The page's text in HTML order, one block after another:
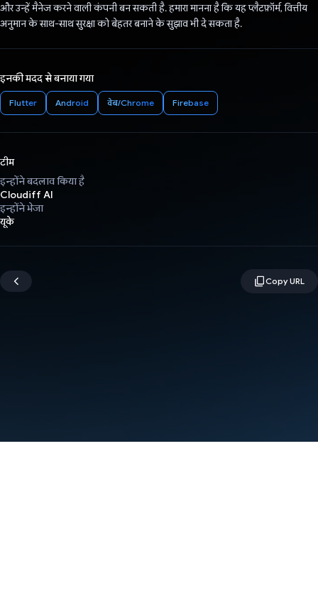
और उन्हें मैनेज करने वाली कंपनी बन सकती है. हमारा मानना है कि यह प्लैटफ़ॉर्म, वित्तीय
अनुमान के साथ-साथ सुरक्षा को बेहतर बनाने के सुझाव भी दे सकता है.
इनकी मदद से बनाया गया
Flutter Android वेब/Chrome Firebase
टीम
इन्होंने बदलाव किया है
Cloudiff AI
इन्होंने भेजा
यूके